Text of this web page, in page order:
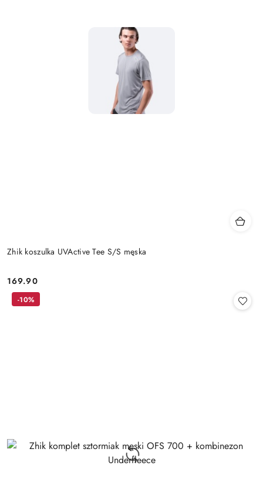
Zhik koszulka UVActive Tee S/S męska
Cena:
169.90
-10%